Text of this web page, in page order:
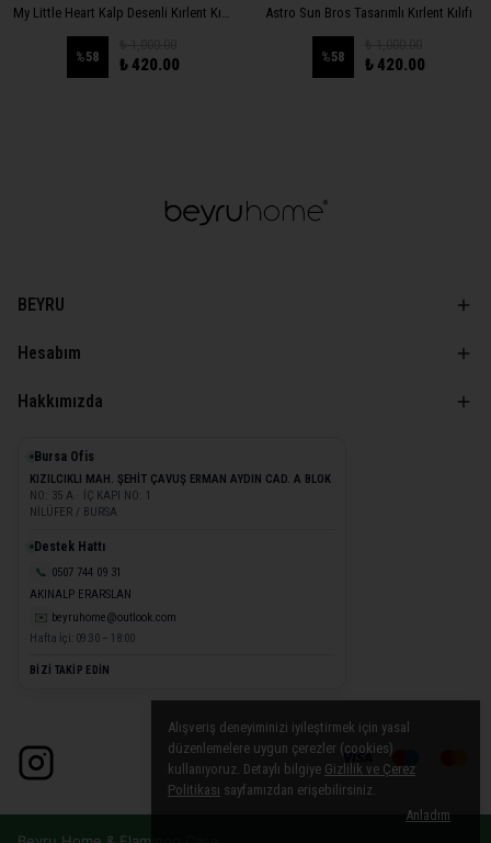
Alışveriş deneyiminizi iyileştirmek için yasal
düzenlemelere uygun çerezler (cookies)
kullanıyoruz. Detaylı bilgiye Gizlilik ve Çerez
Politikası sayfamızdan erişebilirsiniz.
Anladım
My Little Heart Kalp Desenli Kırlent Kılıfı
%58 ₺ 420.00
Astro Sun Bros Tasarımlı Kırlent Kılıfı
%58 ₺ 420.00
BEYRU
Hesabım
Hakkımızda
Bursa Ofis
KIZILCIKLI MAH. ŞEHİT ÇAVUŞ ERMAN AYDIN CAD. A BLOK
NO: 35 A · İÇ KAPI NO: 1
NİLÜFER / BURSA
Destek Hattı
📞 0507 744 09 31
AKINALP ERARSLAN
✉️ beyruhome@outlook.com
Hafta İçi: 09:30 – 18:00
BİZİ TAKİP EDİN